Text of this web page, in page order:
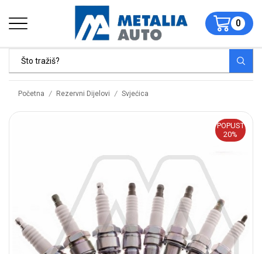
0
Početna / Rezervni Dijelovi / Svjećica
POPUST
20%